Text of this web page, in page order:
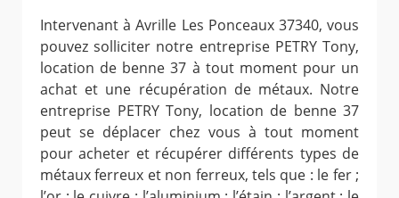
Intervenant à Avrille Les Ponceaux 37340, vous
pouvez solliciter notre entreprise PETRY Tony,
location de benne 37 à tout moment pour un
achat et une récupération de métaux. Notre
entreprise PETRY Tony, location de benne 37
peut se déplacer chez vous à tout moment
pour acheter et récupérer différents types de
métaux ferreux et non ferreux, tels que : le fer ;